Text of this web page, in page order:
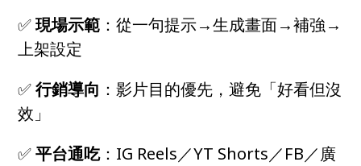
✅現場示範 ：從一句提示→生成畫面→補強→
上架設定
✅行銷導向 ：影片目的優先，避免「好看但沒
效」
✅平台通吃：IG Reels／YT Shorts／FB／廣